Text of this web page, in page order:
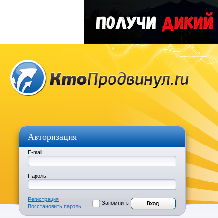
Авторизация
E-mail:
Пароль:
Регистрация
Восстановить пароль
Запомнить